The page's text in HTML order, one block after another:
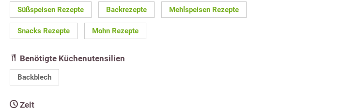
Süßspeisen Rezepte Backrezepte Mehlspeisen Rezepte
Snacks Rezepte Mohn Rezepte
Benötigte Küchenutensilien
Backblech
Zeit